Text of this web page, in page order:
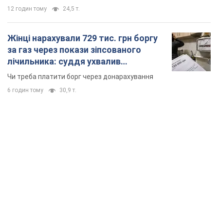
12 годин тому 24,5 т.
Жінці нарахували 729 тис. грн боргу
за газ через покази зіпсованого
лічильника: суддя ухвалив
неочікуване рішення
Чи треба платити борг через донарахування
6 годин тому 30,9 т.